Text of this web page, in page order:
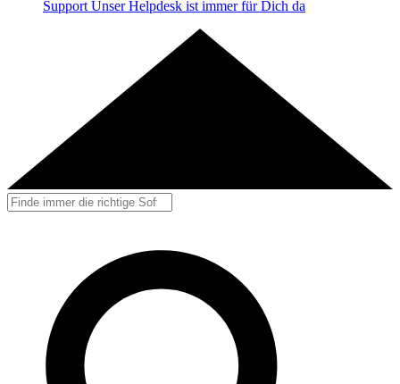
Support Unser Helpdesk ist immer für Dich da